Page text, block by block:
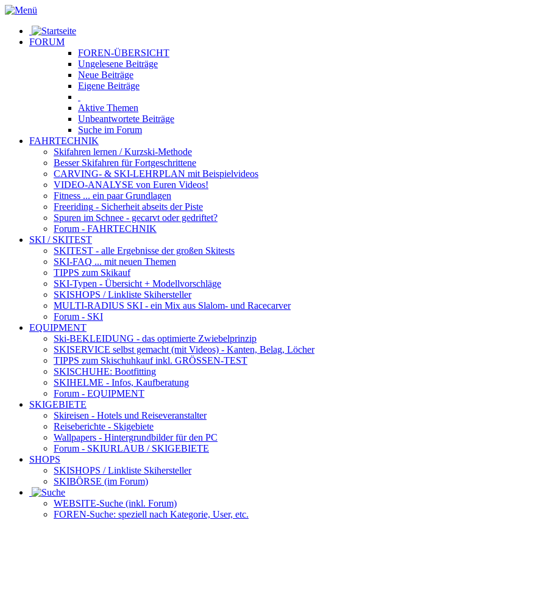
FORUM
FOREN-ÜBERSICHT
Ungelesene Beiträge
Neue Beiträge
Eigene Beiträge
Aktive Themen
Unbeantwortete Beiträge
Suche im Forum
FAHRTECHNIK
Skifahren lernen / Kurzski-Methode
Besser Skifahren für Fortgeschrittene
CARVING- & SKI-LEHRPLAN mit Beispielvideos
VIDEO-ANALYSE von Euren Videos!
Fitness ... ein paar Grundlagen
Freeriding - Sicherheit abseits der Piste
Spuren im Schnee - gecarvt oder gedriftet?
Forum - FAHRTECHNIK
SKI / SKITEST
SKITEST - alle Ergebnisse der großen Skitests
SKI-FAQ ... mit neuen Themen
TIPPS zum Skikauf
SKI-Typen - Übersicht + Modellvorschläge
SKISHOPS / Linkliste Skihersteller
MULTI-RADIUS SKI - ein Mix aus Slalom- und Racecarver
Forum - SKI
EQUIPMENT
Ski-BEKLEIDUNG - das optimierte Zwiebelprinzip
SKISERVICE selbst gemacht (mit Videos) - Kanten, Belag, Löcher
TIPPS zum Skischuhkaufinkl. GRÖSSEN-TEST
SKISCHUHE: Bootfitting
SKIHELME - Infos, Kaufberatung
Forum - EQUIPMENT
SKIGEBIETE
Skireisen - Hotels und Reiseveranstalter
Reiseberichte - Skigebiete
Wallpapers - Hintergrundbilder für den PC
Forum - SKIURLAUB / SKIGEBIETE
SHOPS
SKISHOPS / Linkliste Skihersteller
SKIBÖRSE (im Forum)
WEBSITE-Suche (inkl. Forum)
FOREN-Suche: speziell nach Kategorie, User, etc.